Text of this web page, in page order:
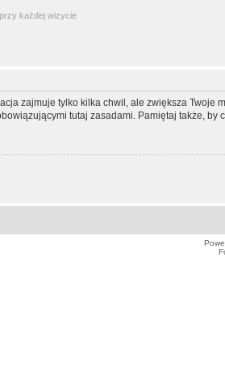
każdej wizycie
zajmuje tylko kilka chwil, ale zwiększa
tutaj zasadami. Pamiętaj także, by